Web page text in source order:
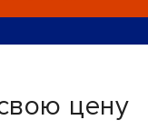
цену